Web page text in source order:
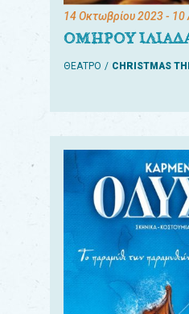
14 Οκτωβρίου 2023- 10
ΟΜΗΡΟΥ
ΘΕΑΤΡΟ CHRISTMAS